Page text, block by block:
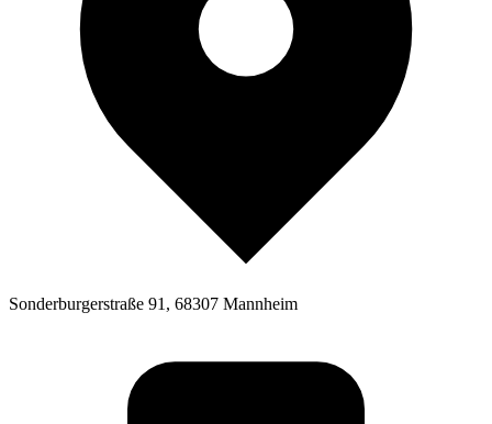
Sonderburgerstraße 91, 68307 Mannheim